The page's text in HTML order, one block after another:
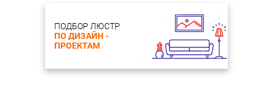
ПОДБОР ЛЮСТР
ПО ДИЗАЙН -
ПРОЕКТАМ